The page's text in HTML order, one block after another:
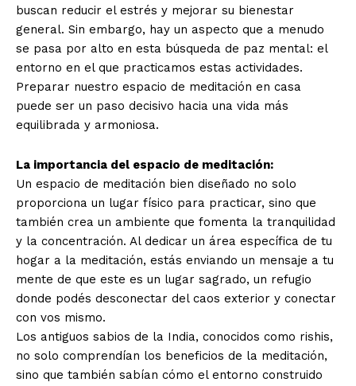
buscan reducir el estrés y mejorar su bienestar
general. Sin embargo, hay un aspecto que a menudo
se pasa por alto en esta búsqueda de paz mental: el
entorno en el que practicamos estas actividades.
Preparar nuestro espacio de meditación en casa
puede ser un paso decisivo hacia una vida más
equilibrada y armoniosa.
La importancia del espacio de meditación:
Un espacio de meditación bien diseñado no solo
proporciona un lugar físico para practicar, sino que
también crea un ambiente que fomenta la tranquilidad
y la concentración. Al dedicar un área específica de tu
hogar a la meditación, estás enviando un mensaje a tu
mente de que este es un lugar sagrado, un refugio
donde podés desconectar del caos exterior y conectar
con vos mismo.
Los antiguos sabios de la India, conocidos como rishis,
no solo comprendían los beneficios de la meditación,
sino que también sabían cómo el entorno construido